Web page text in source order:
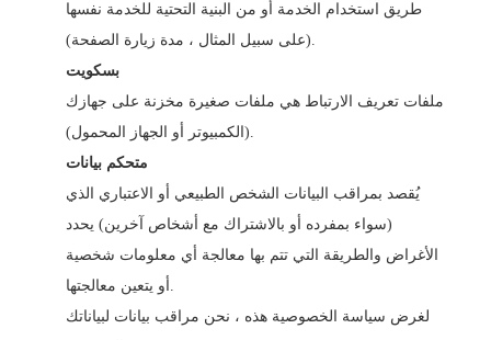
طريق استخدام الخدمة أو من البنية التحتية للخدمة نفسها
(على سبيل المثال ، مدة زيارة الصفحة).
بسكويت
ملفات تعريف الارتباط هي ملفات صغيرة مخزنة على جهازك
(الكمبيوتر أو الجهاز المحمول).
متحكم بيانات
يُقصد بمراقب البيانات الشخص الطبيعي أو الاعتباري الذي
(سواء بمفرده أو بالاشتراك مع أشخاص آخرين) يحدد
الأغراض والطريقة التي تتم بها معالجة أي معلومات شخصية
أو يتعين معالجتها.
لغرض سياسة الخصوصية هذه ، نحن مراقب بيانات لبياناتك